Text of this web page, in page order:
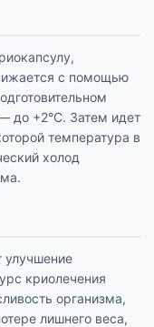
с помощью
до +2°С. Затем идет
температура в
холод
улучшение
криолечения
организма,
лишнего веса,